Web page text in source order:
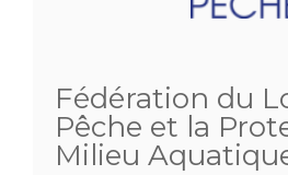
Fédération du
Pêche et la
Milieu